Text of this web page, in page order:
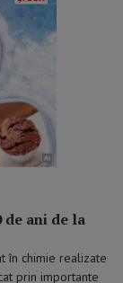
de ani de la
în chimie realizate
prin importante